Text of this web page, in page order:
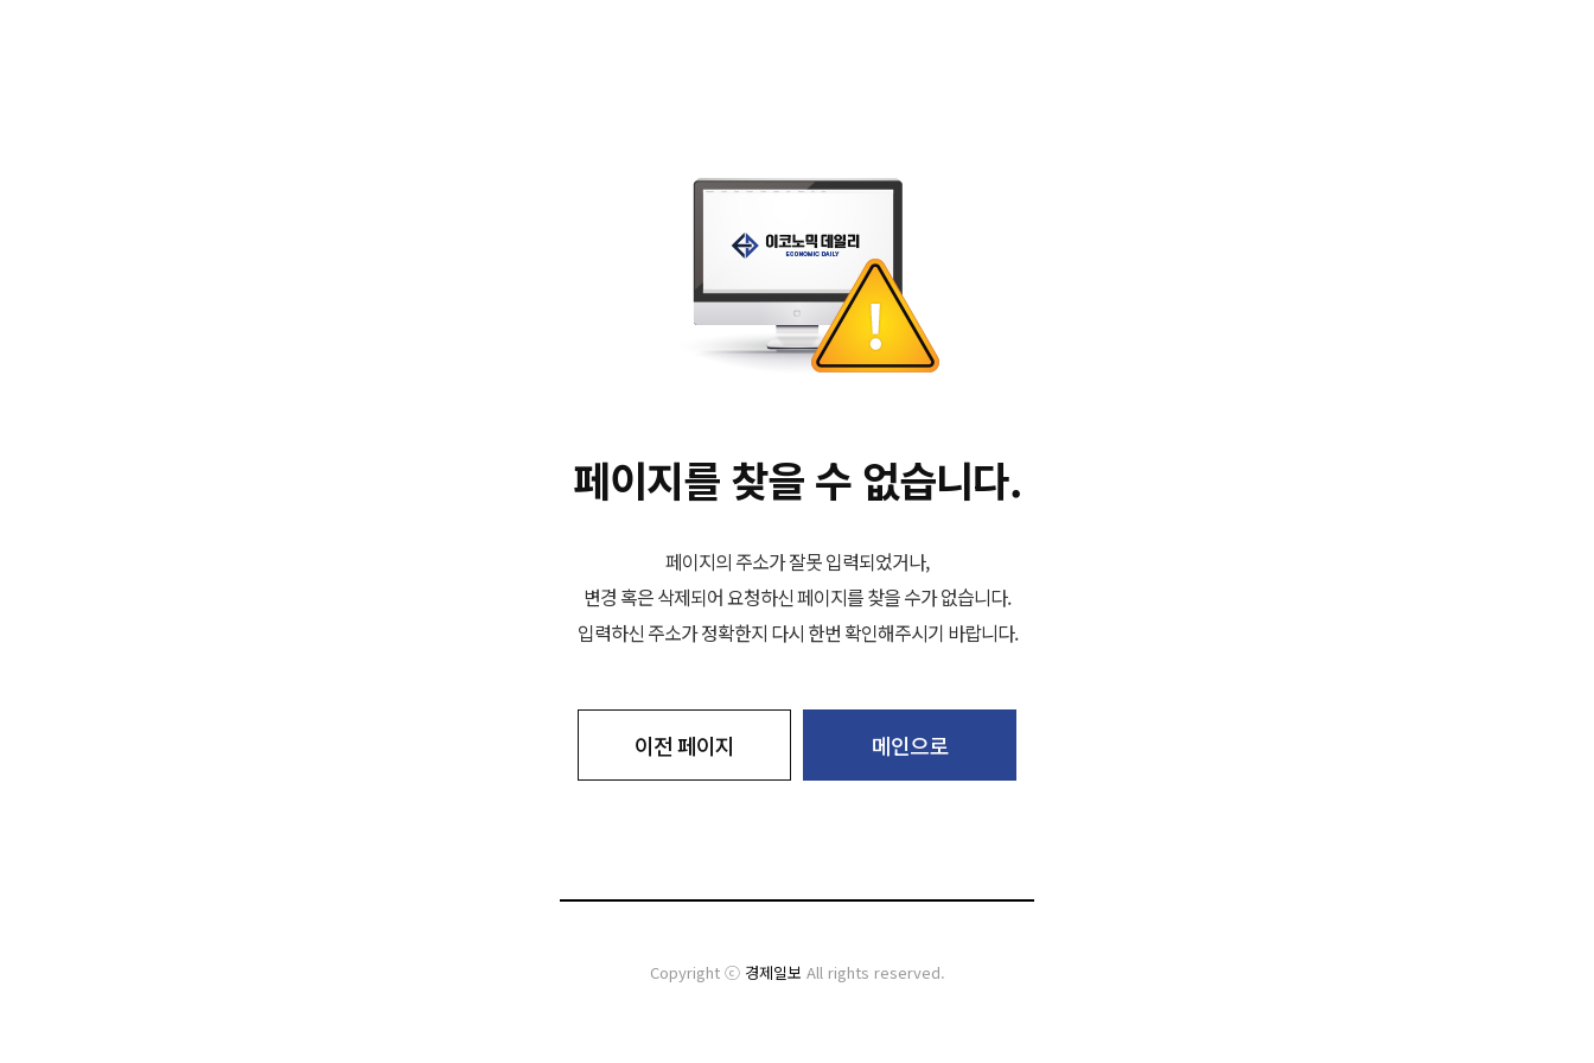
페이지를 찾을 수 없습니다.
페이지의 주소가 잘못 입력되었거나,
변경 혹은 삭제되어 요청하신 페이지를 찾을 수가 없습니다.
입력하신 주소가 정확한지 다시 한번 확인해주시기 바랍니다.
이전 페이지 메인으로
Copyright ⓒ 경제일보 All rights reserved.